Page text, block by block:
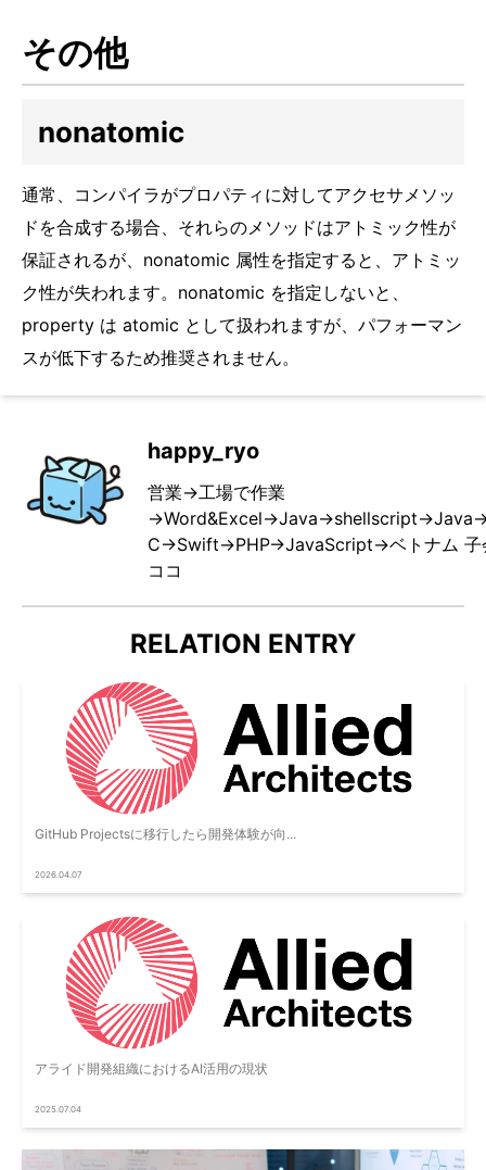
その他
nonatomic
通常、コンパイラがプロパティに対してアクセサメソッ
ドを合成する場合、それらのメソッドはアトミック性が
保証されるが、nonatomic 属性を指定すると、アトミッ
ク性が失われます。nonatomic を指定しないと、
property は atomic として扱われますが、パフォーマン
スが低下するため推奨されません。
happy_ryo
営業→工場で作業
C→Swift→PHP→JavaScript→ベトナム 子
ココ
RELATION ENTRY
GitHub Projectsに移行したら開発体験が向...
2026.04.07
アライド開発組織におけるAI活用の現状
2025.07.04